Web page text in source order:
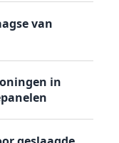
van
in